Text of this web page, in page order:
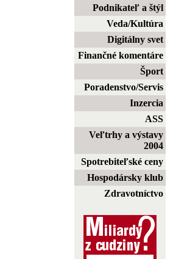
Podnikateľ a štýl
Veda/Kultúra
Digitálny svet
Finančné komentáre
Šport
Poradenstvo/Servis
Inzercia
ASS
Veľtrhy a výstavy
2004
Spotrebiteľské ceny
Hospodársky klub
Zdravotníctvo